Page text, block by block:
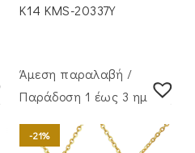
Κ14 KMS-20337Y
Άμεση παραλαβή /
Παράδoση 1 έως 3 ημέρες
-21%